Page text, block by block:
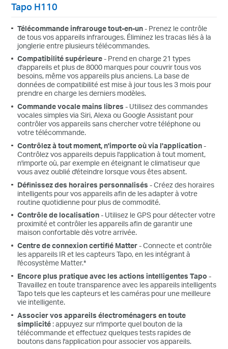
Tapo H110
Télécommande infrarouge tout-en-un- Prenez le contrôle
de tous vos appareils infrarouges. Éliminez les tracas liés à la
jonglerie entre plusieurs télécommandes.
Compatibilité supérieure- Prend en charge 21 types
d'appareils et plus de 8000 marques pour couvrir tous vos
besoins, même vos appareils plus anciens. La base de
données de compatibilité est mise à jour tous les 3 mois pour
prendre en charge les derniers modèles.
Commande vocale mains libres - Utilisez des commandes
vocales simples via Siri, Alexa ou Google Assistant pour
contrôler vos appareils sans chercher votre téléphone ou
votre télécommande.
Contrôlez à tout moment, n'importe où via l'application-
Contrôlez vos appareils depuis l'application à tout moment,
n'importe où, par exemple en éteignant le climatiseur que
vous avez oublié d'éteindre lorsque vous êtes absent.
Définissez des horaires personnalisés - Créez des horaires
intelligents pour vos appareils afin de les adapter à votre
routine quotidienne pour plus de commodité.
Contrôle de localisation- Utilisez le GPS pour détecter votre
proximité et contrôler les appareils afin de garantir une
maison confortable dès votre arrivée.
Centre de connexion certifié Matter- Connecte et contrôle
les appareils IR et les capteurs Tapo, en les intégrant à
l'écosystème Matter.*
Encore plus pratique avec les actions intelligentes Tapo -
Travaillez en toute transparence avec les appareils intelligents
Tapo tels que les capteurs et les caméras pour une meilleure
vie intelligente.
Associer vos appareils électroménagers en toute
simplicité: appuyez sur n'importe quel bouton de la
télécommande et effectuez quelques tests rapides de
boutons dans l'application pour associer vos appareils.